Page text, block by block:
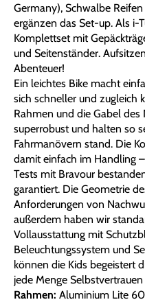
Germany), Schwalbe
ergänzen das Set-up. Als i-
Komplettset mit
und Seitenständer.
Abenteuer!
Ein leichtes Bike macht
sich schneller und zugleich
Rahmen und die Gabel
superrobust und halten so
Fahrmanövern stand. Die
damit einfach im Handling
Tests mit Bravour
garantiert. Die Geometrie
Anforderungen von
außerdem haben wir
Vollausstattung mit
Beleuchtungssystem und
können die Kids begeistert
jede Menge
Rahmen: Aluminium Lite